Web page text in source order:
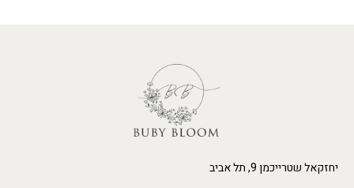
יחזקאל שטרייכמן 9, תל אביב